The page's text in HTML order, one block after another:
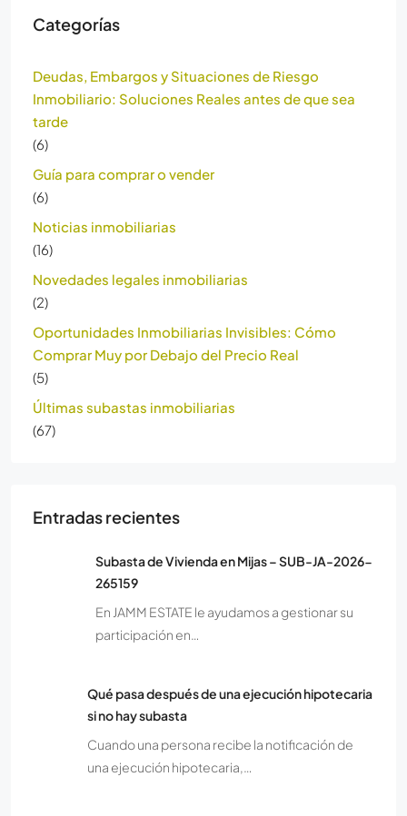
Categorías
Deudas, Embargos y Situaciones de Riesgo
Inmobiliario: Soluciones Reales antes de que sea
tarde
(6)
Guía para comprar o vender
(6)
Noticias inmobiliarias
(16)
Novedades legales inmobiliarias
(2)
Oportunidades Inmobiliarias Invisibles: Cómo
Comprar Muy por Debajo del Precio Real
(5)
Últimas subastas inmobiliarias
(67)
Entradas recientes
Subasta de Vivienda en Mijas – SUB-JA-2026-
265159
En JAMM ESTATE le ayudamos a gestionar su
participación en…
Qué pasa después de una ejecución hipotecaria
si no hay subasta
Cuando una persona recibe la notificación de
una ejecución hipotecaria,…